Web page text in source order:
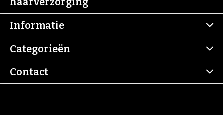
Informatie
Categorieën
Contact